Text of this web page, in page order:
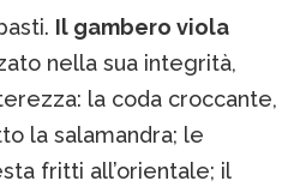
Il gambero viola
nella sua integrità,
la coda croccante,
la salamandra; le
fritti all’orientale; il